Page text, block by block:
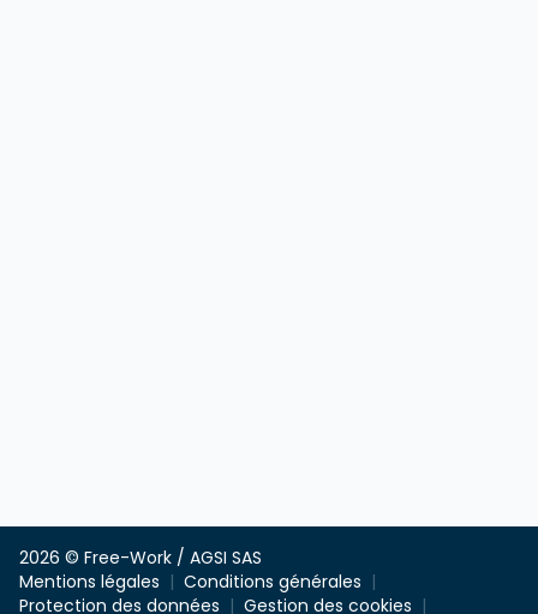
2026 © Free-Work / AGSI SAS
Mentions légales
Conditions générales
Protection des données
Gestion des cookies